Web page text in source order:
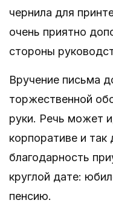
чернила для
очень приятно
стороны
Вручение письма
торжественной
руки. Речь может
корпоративе и так
благодарность
круглой дате:
пенсию.